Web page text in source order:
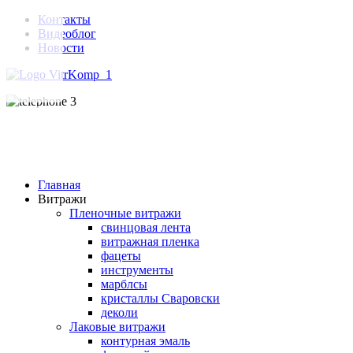
Контакты
Видеоблог
Новости
Главная
Витражи
Пленочные витражи
свинцовая лента
витражная пленка
фацеты
инструменты
марблсы
кристаллы Сваровски
деколи
Лаковые витражи
контурная эмаль